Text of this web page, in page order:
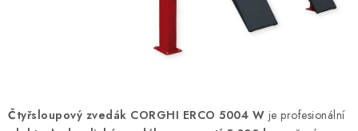
MYCÍ STOLY
Čtyřsloupový zvedák CORGHI ERCO 5004 W je profesionální